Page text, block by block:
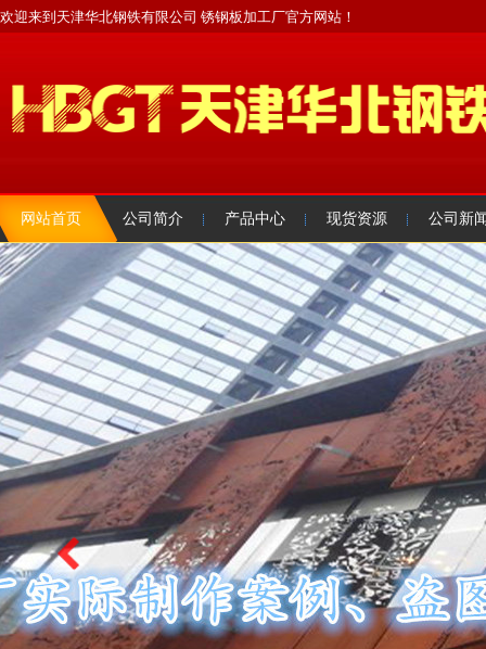
欢迎来到天津华北钢铁有限公司 锈钢板加工厂官方网站！
网站首页 公司简介 产品中心 现货资源 公司新